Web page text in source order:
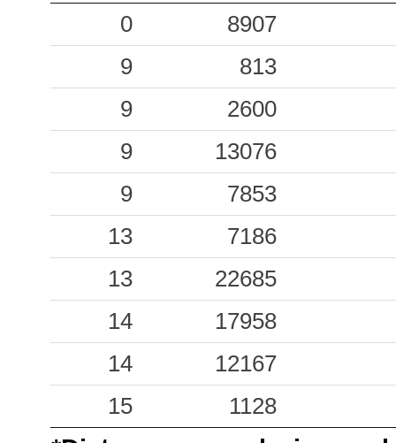
0
8907
9
813
9
2600
9
13076
9
7853
13
7186
13
22685
14
17958
14
12167
15
1128